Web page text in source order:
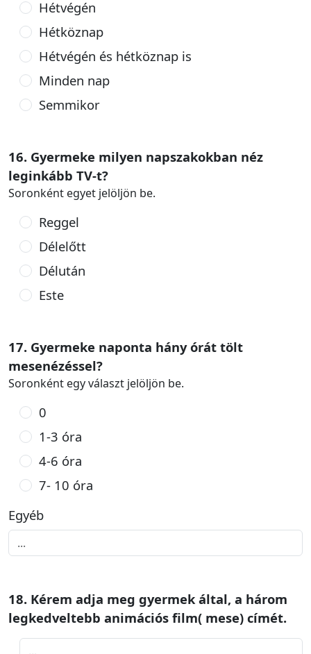
Hétvégén
Hétköznap
Hétvégén és hétköznap is
Minden nap
Semmikor
16. Gyermeke milyen napszakokban néz
leginkább TV-t?
Soronként egyet jelöljön be.
Reggel
Délelőtt
Délután
Este
17. Gyermeke naponta hány órát tölt
mesenézéssel?
Soronként egy választ jelöljön be.
0
1-3 óra
4-6 óra
7- 10 óra
Egyéb
18. Kérem adja meg gyermek által, a három
legkedveltebb animációs film( mese) címét.